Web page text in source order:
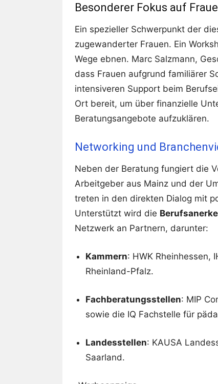
Besonderer Fokus auf
Ein spezieller Schwerpunkt der
zugewanderter Frauen. Ein
Wege ebnen. Marc Salzmann,
dass Frauen aufgrund familiärer
intensiveren Support beim
Ort bereit, um über finanzielle
Beratungsangebote aufzuklären.
Networking und
Neben der Beratung fungiert die
Arbeitgeber aus Mainz und der
treten in den direkten Dialog mit
Unterstützt wird die
Netzwerk an Partnern, darunter:
Kammern: HWK Rheinhessen,
Rheinland-Pfalz.
Fachberatungsstellen: MIP
sowie die IQ Fachstelle für
Landesstellen: KAUSA
Saarland.